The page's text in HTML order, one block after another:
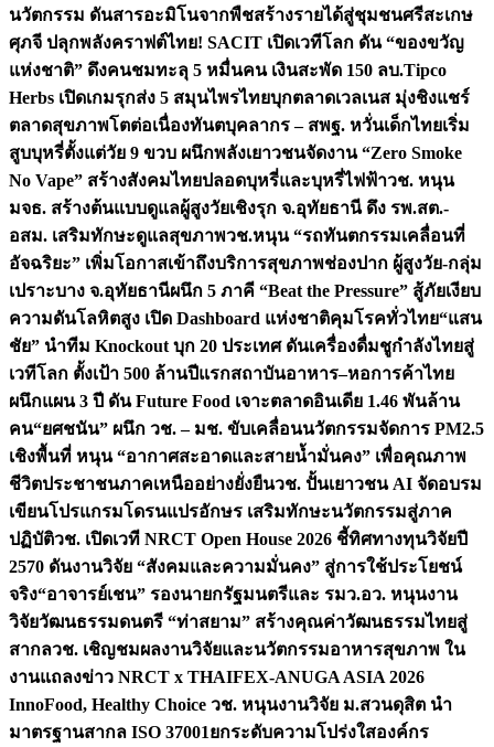
นวัตกรรม ดันสารอะมิโนจากพืชสร้างรายได้สู่ชุมชนศรีสะเกษ
ศุภจี ปลุกพลังคราฟต์ไทย! SACIT เปิดเวทีโลก ดัน “ของขวัญ
แห่งชาติ” ดึงคนชมทะลุ 5 หมื่นคน เงินสะพัด 150 ลบ.Tipco
Herbs เปิดเกมรุกส่ง 5 สมุนไพรไทยบุกตลาดเวลเนส มุ่งชิงแชร์
ตลาดสุขภาพโตต่อเนื่องทันตบุคลากร – สพฐ. หวั่นเด็กไทยเริ่ม
สูบบุหรี่ตั้งแต่วัย 9 ขวบ ผนึกพลังเยาวชนจัดงาน “Zero Smoke
No Vape” สร้างสังคมไทยปลอดบุหรี่และบุหรี่ไฟฟ้าวช. หนุน
มจธ. สร้างต้นแบบดูแลผู้สูงวัยเชิงรุก จ.อุทัยธานี ดึง รพ.สต.-
อสม. เสริมทักษะดูแลสุขภาพวช.หนุน “รถทันตกรรมเคลื่อนที่
อัจฉริยะ” เพิ่มโอกาสเข้าถึงบริการสุขภาพช่องปาก ผู้สูงวัย-กลุ่ม
เปราะบาง จ.อุทัยธานีผนึก 5 ภาคี “Beat the Pressure” สู้ภัยเงียบ
ความดันโลหิตสูง เปิด Dashboard แห่งชาติคุมโรคทั่วไทย“แสน
ชัย” นำทีม Knockout บุก 20 ประเทศ ดันเครื่องดื่มชูกำลังไทยสู่
เวทีโลก ตั้งเป้า 500 ล้านปีแรกสถาบันอาหาร–หอการค้าไทย
ผนึกแผน 3 ปี ดัน Future Food เจาะตลาดอินเดีย 1.46 พันล้าน
คน“ยศชนัน” ผนึก วช. – มช. ขับเคลื่อนนวัตกรรมจัดการ PM2.5
เชิงพื้นที่ หนุน “อากาศสะอาดและสายน้ำมั่นคง” เพื่อคุณภาพ
ชีวิตประชาชนภาคเหนืออย่างยั่งยืนวช. ปั้นเยาวชน AI จัดอบรม
เขียนโปรแกรมโดรนแปรอักษร เสริมทักษะนวัตกรรมสู่ภาค
ปฏิบัติวช. เปิดเวที NRCT Open House 2026 ชี้ทิศทางทุนวิจัยปี
2570 ดันงานวิจัย “สังคมและความมั่นคง” สู่การใช้ประโยชน์
จริง“อาจารย์เชน” รองนายกรัฐมนตรีและ รมว.อว. หนุนงาน
วิจัยวัฒนธรรมดนตรี “ท่าสยาม” สร้างคุณค่าวัฒนธรรมไทยสู่
สากลวช. เชิญชมผลงานวิจัยและนวัตกรรมอาหารสุขภาพ ใน
งานแถลงข่าว NRCT x THAIFEX-ANUGA ASIA 2026
InnoFood, Healthy Choice วช. หนุนงานวิจัย ม.สวนดุสิต นำ
มาตรฐานสากล ISO 37001ยกระดับความโปร่งใสองค์กร